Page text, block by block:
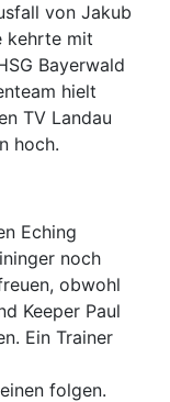
von Jakub
kehrte mit
Bayerwald
hielt
TV Landau
hoch.
Eching
noch
obwohl
Keeper Paul
Ein Trainer
folgen.